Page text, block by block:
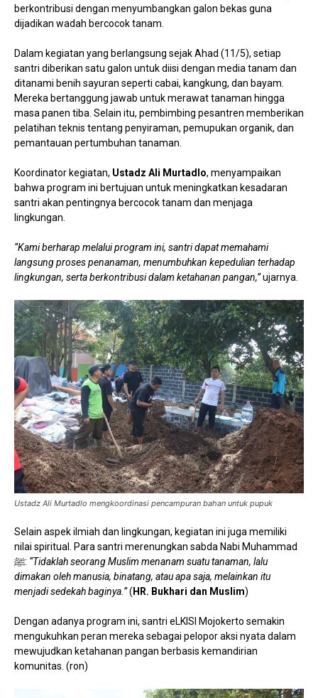
berkontribusi dengan menyumbangkan galon bekas guna
dijadikan wadah bercocok tanam.
Dalam kegiatan yang berlangsung sejak Ahad (11/5), setiap
santri diberikan satu galon untuk diisi dengan media tanam dan
ditanami benih sayuran seperti cabai, kangkung, dan bayam.
Mereka bertanggung jawab untuk merawat tanaman hingga
masa panen tiba. Selain itu, pembimbing pesantren memberikan
pelatihan teknis tentang penyiraman, pemupukan organik, dan
pemantauan pertumbuhan tanaman.
Koordinator kegiatan, Ustadz Ali Murtadlo, menyampaikan
bahwa program ini bertujuan untuk meningkatkan kesadaran
santri akan pentingnya bercocok tanam dan menjaga
lingkungan.
“Kami berharap melalui program ini, santri dapat memahami
langsung proses penanaman, menumbuhkan kepedulian terhadap
lingkungan, serta berkontribusi dalam ketahanan pangan,”ujarnya.
Ustadz Ali Murtadlo mengkoordinasi pencampuran bahan untuk pupuk
Selain aspek ilmiah dan lingkungan, kegiatan ini juga memiliki
nilai spiritual. Para santri merenungkan sabda Nabi Muhammad
ﷺ: “Tidaklah seorang Muslim menanam suatu tanaman, lalu
dimakan oleh manusia, binatang, atau apa saja, melainkan itu
menjadi sedekah baginya.”( HR. Bukhari dan Muslim)
Dengan adanya program ini, santri eLKISI Mojokerto semakin
mengukuhkan peran mereka sebagai pelopor aksi nyata dalam
mewujudkan ketahanan pangan berbasis kemandirian
komunitas. (ron)